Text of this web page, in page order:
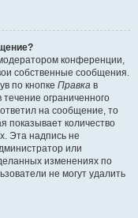
конференции,
собственные сообщения.
по кнопке Правка в
ограниченного
на сообщение, то
показывает количество
Эта надпись не
или
изменениях по
не могут удалить